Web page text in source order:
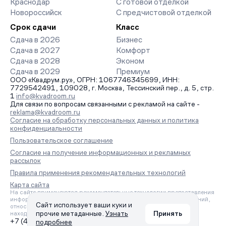
Краснодар
Новороссийск
С готовой отделкой
С предчистовой отделкой
Срок сдачи
Сдача в 2026
Сдача в 2027
Сдача в 2028
Сдача в 2029
Класс
Бизнес
Комфорт
Эконом
Премиум
ООО «Квадрум.ру», ОГРН: 1067746345699, ИНН:
7729542491, 109028, г. Москва, Тессинский пер., д. 5, стр.
1 info@kvadroom.ru
Для связи по вопросам связанными с рекламой на сайте -
reklama@kvadroom.ru
Согласие на обработку персональных данных и политика
конфиденциальности
Пользовательское соглашение
Согласие на получение информационных и рекламных
рассылок
Правила применения рекомендательных технологий
Карта сайта
На сайте применяются рекомендательные технологии предоставления
информации на основе сбора, систематизации и анализа сведений,
относящихся к предпочтениям пользователей сети «Интернет»,
находящихся на территории Российской Федерации.
+7 (495) 157-88-80
Сайт использует ваши куки и
прочие метаданные. Узнать
подробнее
Принять